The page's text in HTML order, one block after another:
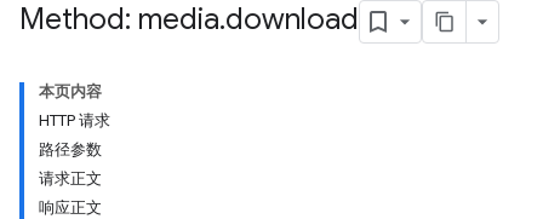
Method: media.download
本页内容
HTTP 请求
路径参数
请求正文
响应正文